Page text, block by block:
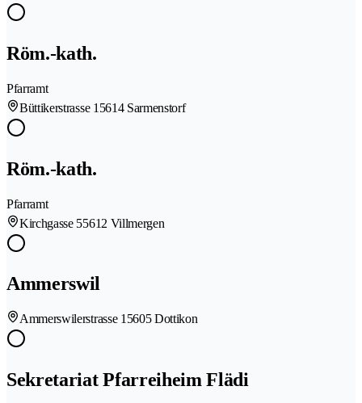
Röm.-kath.
Pfarramt
Büttikerstrasse 1 5614 Sarmenstorf
Röm.-kath.
Pfarramt
Kirchgasse 55612 Villmergen
Ammerswil
Ammerswilerstrasse 1 5605 Dottikon
Sekretariat Pfarreiheim Flädi